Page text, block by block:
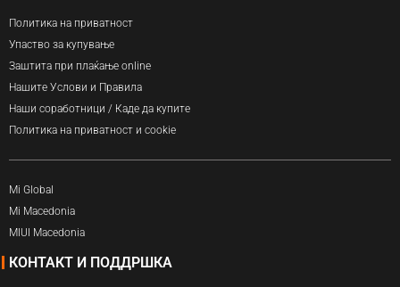
Политика на приватност
Упаство за купување
Заштита при плаќање online
Нашите Услови и Правила
Наши соработници / Каде да купите
Политика на приватност и cookie
Mi Global
Mi Macedonia
MIUI Macedonia
КОНТАКТ И ПОДДРШКА